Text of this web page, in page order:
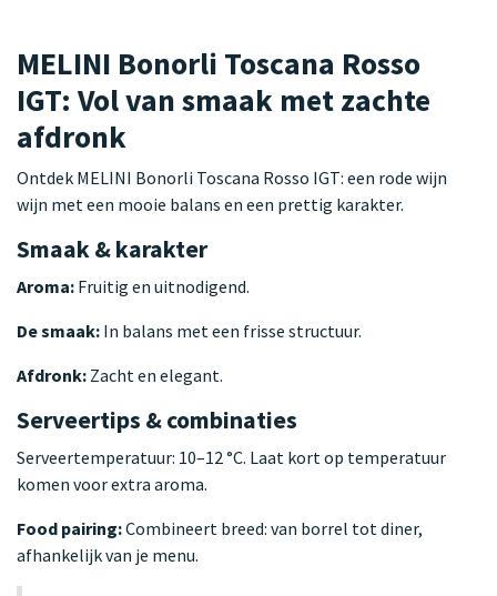
MELINI Bonorli Toscana Rosso
IGT: Vol van smaak met zachte
afdronk
Ontdek MELINI Bonorli Toscana Rosso IGT: een rode wijn
wijn met een mooie balans en een prettig karakter.
Smaak & karakter
Aroma: Fruitig en uitnodigend.
De smaak: In balans met een frisse structuur.
Afdronk: Zacht en elegant.
Serveertips & combinaties
Serveertemperatuur: 10–12 °C. Laat kort op temperatuur
komen voor extra aroma.
Food pairing:Combineert breed: van borrel tot diner,
afhankelijk van je menu.